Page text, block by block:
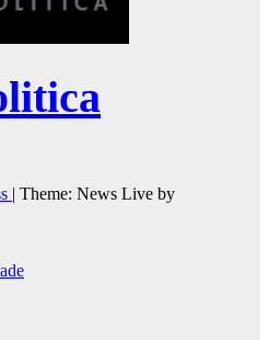
| Theme: News Live by